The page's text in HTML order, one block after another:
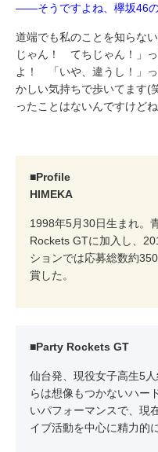
――そうですよね、欅坂46の
道端でも私のことを知らな
じゃん！ てちじゃん！」
よ！ 「いや、違うし！」
かしい気持ちで歩いてます(
ったことはないんですけどね
■Profile
HIMEKA
1998年5月30日生まれ。
Rockets GTに加入し、
ションでは応募総数約
賞した。
■Party Rockets GT
仙台発、現役女子高生5
らは想像もつかないハー
いパフォーマンスで、現
イブ活動を中心に精力的